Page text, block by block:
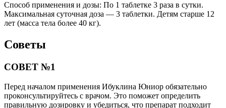
Способ применения и дозы: По 1 таблетке 3 раза в сутки.
Максимальная суточная доза — 3 таблетки. Детям старше 12
лет (масса тела более 40 кг).
Советы
СОВЕТ №1
Перед началом применения Ибуклина Юниор обязательно
проконсультируйтесь с врачом. Это поможет определить
правильную дозировку и убедиться, что препарат подходит